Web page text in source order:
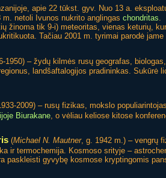
apie 22 tūkst. gyv. Nuo 13 a.
m. netoli Ivunos nukrito anglingaschondritas.
žinoma tik 9-i) meteoritas, vienas keturių,
Tačiau 2001 m. tyrimai parodė
1950) – žydų kilmės rusų geografas,
landšaftalogijos pradininkas. Sukūrė
2009) – rusų fizikas, mokslo
Biurakane , o vėliau keliose kitose
(Michael N. Mautner, g. 1942 m.) – vengrų
ir termochemija. Kosmoso srityje –
paskleisti gyvybę kosmose kryptingomis